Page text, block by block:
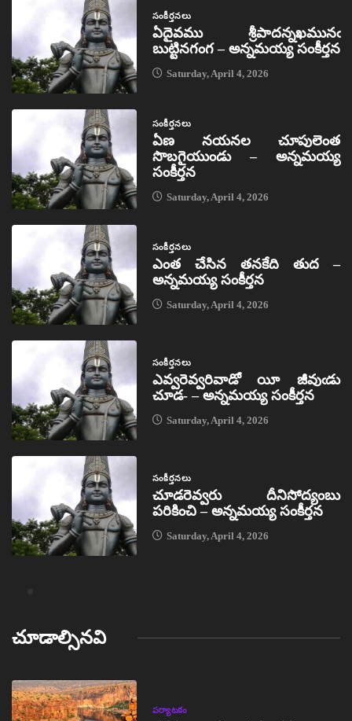
సంకీర్తనలు
ఏదైవము శ్రీపాదన్నఖమునఁ
బుట్టినగంగ – అన్నమయ్య సంకీర్తన
Saturday, April 4, 2026
సంకీర్తనలు
ఏణ నయనల చూపులెంత
సొబగైయుండు – అన్నమయ్య
సంకీర్తన
Saturday, April 4, 2026
సంకీర్తనలు
ఎంత చేసిన తనకేది తుద –
అన్నమయ్య సంకీర్తన
Saturday, April 4, 2026
సంకీర్తనలు
ఎవ్వరెవ్వరివాడో యీ జీవుఁడు
చూడ- – అన్నమయ్య సంకీర్తన
Saturday, April 4, 2026
సంకీర్తనలు
చూడరెవ్వరు దీనిసోద్యంబు
పరికించి – అన్నమయ్య సంకీర్తన
Saturday, April 4, 2026
చూడాల్సినవి
పర్యాటకం